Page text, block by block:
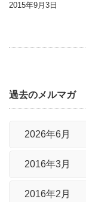
2015年9月3日
過去のメルマガ
2026年6月
2016年3月
2016年2月